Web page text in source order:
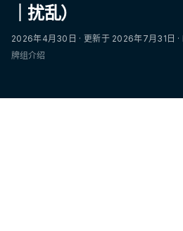
｜扰乱）
2026年4月30日 · 更新于 2026年7月31日 ·
牌组介绍